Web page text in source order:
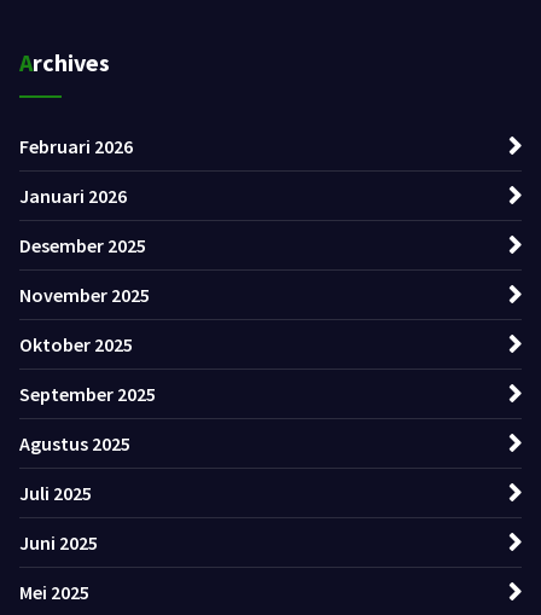
Archives
Februari 2026
Januari 2026
Desember 2025
November 2025
Oktober 2025
September 2025
Agustus 2025
Juli 2025
Juni 2025
Mei 2025